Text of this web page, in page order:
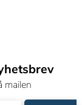
mailen